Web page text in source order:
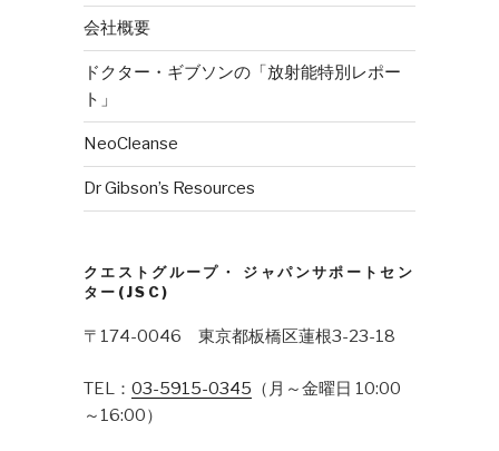
会社概要
ドクター・ギブソンの「放射能特別レポー
ト」
NeoCleanse
Dr Gibson’s Resources
クエストグループ・ ジャパンサポートセン
ター(JSC)
〒174-0046 東京都板橋区蓮根3-23-18
TEL： 03-5915-0345 （月～金曜日 10:00
～16:00）